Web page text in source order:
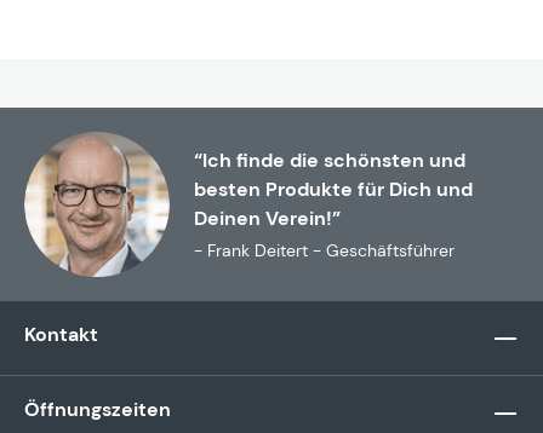
“Ich finde die schönsten und
besten Produkte für Dich und
Deinen Verein!”
- Frank Deitert - Geschäftsführer
Kontakt
Öffnungszeiten